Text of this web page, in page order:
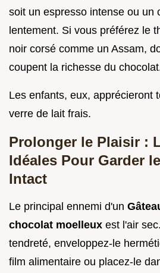
soit un espresso intense ou un
lentement. Si vous préférez le
noir corsé comme un Assam,
coupent la richesse du
Les enfants, eux, apprécieront
verre de lait frais.
Prolonger le Plaisir :
Idéales Pour Garder
Intact
Le principal ennemi d'un
chocolat moelleux est l'air
tendreté, enveloppez-le
film alimentaire ou placez-le